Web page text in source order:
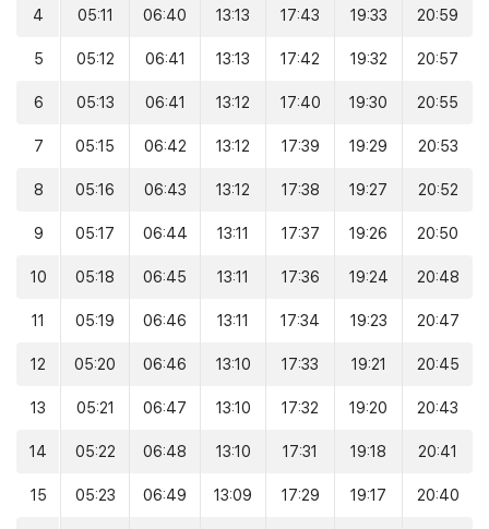
4 05:11 06:40 13:13 17:43 19:33 20:59
5 05:12 06:41 13:13 17:42 19:32 20:57
6 05:13 06:41 13:12 17:40 19:30 20:55
7 05:15 06:42 13:12 17:39 19:29 20:53
8 05:16 06:43 13:12 17:38 19:27 20:52
9 05:17 06:44 13:11 17:37 19:26 20:50
10 05:18 06:45 13:11 17:36 19:24 20:48
11 05:19 06:46 13:11 17:34 19:23 20:47
12 05:20 06:46 13:10 17:33 19:21 20:45
13 05:21 06:47 13:10 17:32 19:20 20:43
14 05:22 06:48 13:10 17:31 19:18 20:41
15 05:23 06:49 13:09 17:29 19:17 20:40